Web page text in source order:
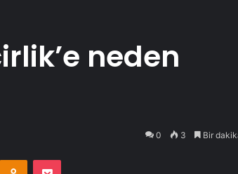
neden
0 3 Bir
Odnoklassniki
Pocket